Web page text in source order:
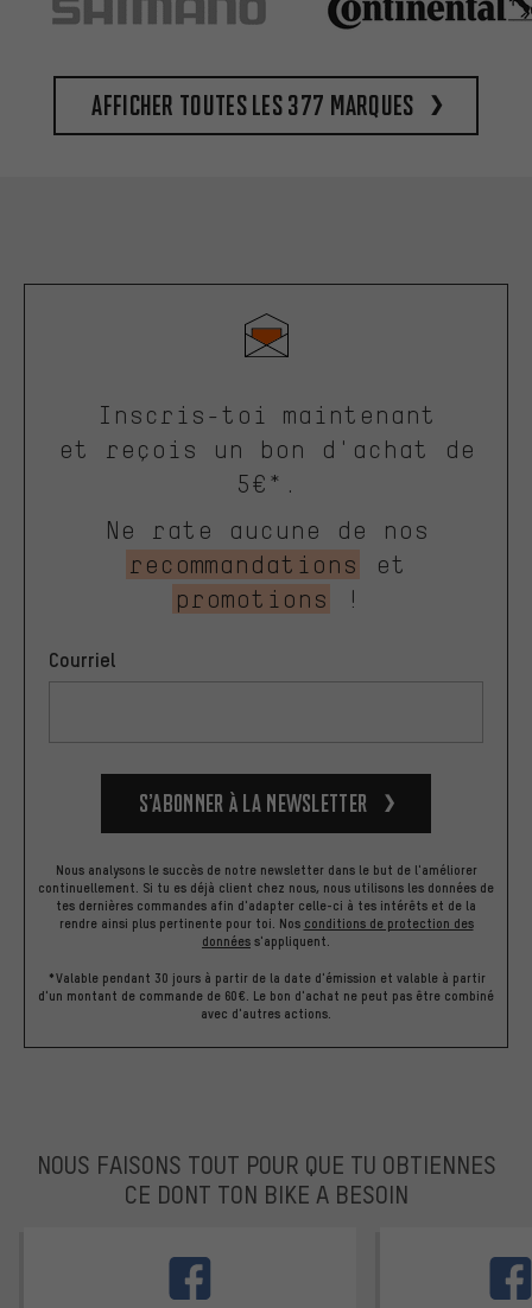
Afficher toutes les 377 marques
Inscris-toi maintenant
et reçois un bon d'achat de
5€*.
Ne rate aucune de nos
recommandations
et
promotions
!
Courriel
S’abonner à la newsletter
Nous analysons le succès de notre newsletter dans le but de l'améliorer
continuellement. Si tu es déjà client chez nous, nous utilisons les données de
tes dernières commandes afin d'adapter celle-ci à tes intérêts et de la
rendre ainsi plus pertinente pour toi. Nos conditions de protection des
données s'appliquent.
*Valable pendant 30 jours à partir de la date d'émission et valable à partir
d'un montant de commande de 60€. Le bon d'achat ne peut pas être combiné
avec d'autres actions.
NOUS FAISONS TOUT POUR QUE TU OBTIENNES
CE DONT TON BIKE A BESOIN